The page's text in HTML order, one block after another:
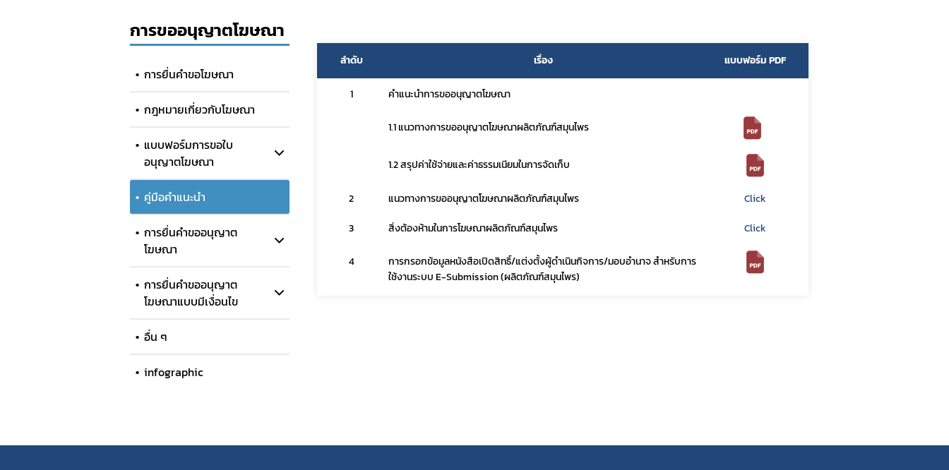
การขออนุญาตโฆษณา
การยื่นคำขอโฆษณา
กฎหมายเกี่ยวกับโฆษณา
แบบฟอร์มการขอใบ
อนุญาตโฆษณา
คู่มือคำแนะนำ
การยื่นคำขออนุญาต
โฆษณา
การยื่นคำขออนุญาต
โฆษณาแบบมีเงื่อนไข
อื่น ๆ
infographic
ลำดับ เรื่อง แบบฟอร์ม PDF
1 คำแนะนำการขออนุญาตโฆษณา
1.1 แนวทางการขออนุญาตโฆษณาผลิตภัณฑ์สมุนไพร
1.2 สรุปค่าใช้จ่ายและค่าธรรมเนียมในการจัดเก็บ
2 แนวทางการขออนุญาตโฆษณาผลิตภัณฑ์สมุนไพร
Click
3
สิ่งต้องห้ามในการโฆษณาผลิตภัณฑ์สมุนไพร Click
4
การกรอกข้อมูลหนังสือเปิดสิทธิ์/แต่งตั้งผู้ดำเนินกิจการ/มอบอำนาจ สำหรับการ
ใช้งานระบบ E-Submission (ผลิตภัณฑ์สมุนไพร)
เลือกหัวข้อที่ท่านต้องการ Subscribe